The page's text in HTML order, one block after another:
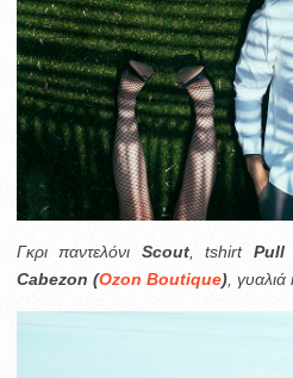
Γκρι παντελόνι Scout, tshirt Pull
Cabezon (Ozon Boutique) ,